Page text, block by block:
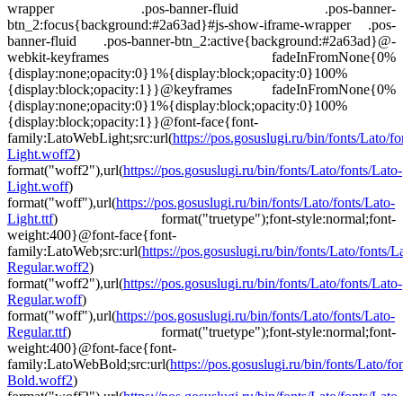
wrapper .pos-banner-fluid .pos-banner-
btn_2:focus{background:#2a63ad}#js-show-iframe-wrapper .pos-
banner-fluid .pos-banner-btn_2:active{background:#2a63ad}@-
webkit-keyframes fadeInFromNone{0%
{display:none;opacity:0}1%{display:block;opacity:0}100%
{display:block;opacity:1}}@keyframes fadeInFromNone{0%
{display:none;opacity:0}1%{display:block;opacity:0}100%
{display:block;opacity:1}}@font-face{font-
family:LatoWebLight;src:url(https://pos.gosuslugi.ru/bin/fonts/Lato/
Light.woff2)
format("woff2"),url(https://pos.gosuslugi.ru/bin/fonts/Lato/fonts/Lato-
Light.woff)
format("woff"),url(https://pos.gosuslugi.ru/bin/fonts/Lato/fonts/Lato-
Light.ttf) format("truetype");font-style:normal;font-
weight:400}@font-face{font-
family:LatoWeb;src:url(https://pos.gosuslugi.ru/bin/fonts/Lato/fonts/
Regular.woff2)
format("woff2"),url(https://pos.gosuslugi.ru/bin/fonts/Lato/fonts/Lato-
Regular.woff)
format("woff"),url(https://pos.gosuslugi.ru/bin/fonts/Lato/fonts/Lato-
Regular.ttf) format("truetype");font-style:normal;font-
weight:400}@font-face{font-
family:LatoWebBold;src:url(https://pos.gosuslugi.ru/bin/fonts/Lato/
Bold.woff2)